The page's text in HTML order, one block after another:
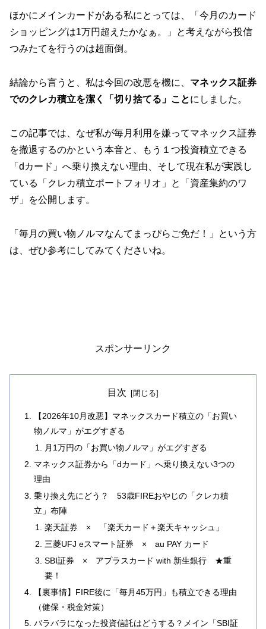
ほかにメインカードがある私にとっては、「今月のカード
ショッピングは1万円超えたかなぁ。」と考えながら投信
つみたてを行うのは超面倒。
結論から言うと、私は今回の改悪を機に、 マネックス証券
でのクレカ積立を潔く「切り捨てる」ことにしました。
この記事では、なぜ私が毎月利用を嫌ってマネックス証券
を撤退するのかという本音と、もう１つ投資積立できる
「dカード」へ乗り換えない理由、そして現在私が実践し
ている「クレカ積立ポートフォリオ」と「資産集約のワ
ザ」を公開します。
「毎月の買い物ノルマなんてまっぴらご免だ！」という方
は、ぜひ参考にしてみてくださいね。
スポンサーリンク
目次
【2026年10月改悪】マネックスカード積立の「お買い
物ノルマ」がエグすぎる
月1万円の「お買い物ノルマ」がエグすぎる
マネックス証券から「dカード」へ乗り換えない3つの
理由
乗り換え先にどう？ 53歳FIREおやじの「クレカ積
立」布陣
楽天証券 × 「楽天カード＋楽天キャッシュ」
三菱UFJ eスマート証券 × au PAY カード
SBI証券 × アプラスカード with 新生銀行 ★重
要！
【裏事情】FIRE後に「毎月45万円」も積立できる理由
（健保・税金対策）
バラバラになった投資信託はどうする？メイン「SBI証